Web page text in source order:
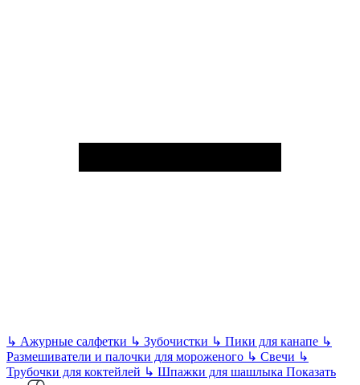
↳ Ажурные салфетки ↳ Зубочистки ↳ Пики для канапе ↳
Размешиватели и палочки для мороженого ↳ Свечи ↳
Трубочки для коктейлей ↳ Шпажки для шашлыка Показать